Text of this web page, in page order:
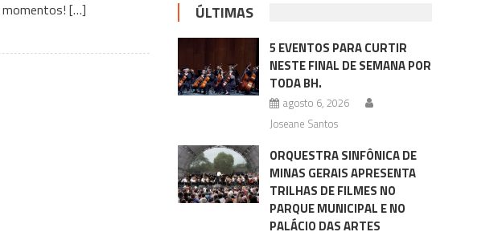
momentos! […]
ÚLTIMAS
5 EVENTOS PARA CURTIR
NESTE FINAL DE SEMANA POR
TODA BH.
agosto 6, 2026
Joseane Santos
ORQUESTRA SINFÔNICA DE
MINAS GERAIS APRESENTA
TRILHAS DE FILMES NO
PARQUE MUNICIPAL E NO
PALÁCIO DAS ARTES